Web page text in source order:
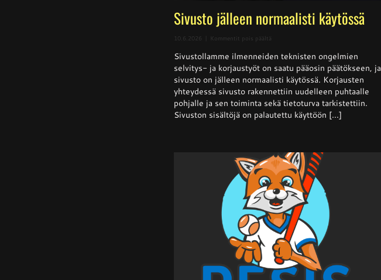
Sivusto jälleen normaalisti käytössä
10.6.2026 Kommentit pois päältä
jälleen
normaalisti
käytössä
Sivustollamme ilmenneiden teknisten ongelmien
selvitys- ja korjaustyöt on saatu pääosin päätökseen, ja
sivusto on jälleen normaalisti käytössä. Korjausten
yhteydessä sivusto rakennettiin uudelleen puhtaalle
pohjalle ja sen toiminta sekä tietoturva tarkistettiin.
Sivuston sisältöjä on palautettu käyttöön [...]